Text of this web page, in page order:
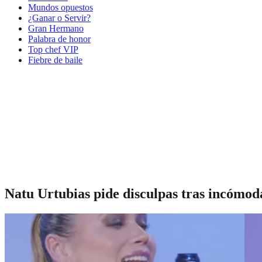
Mundos opuestos
¿Ganar o Servir?
Gran Hermano
Palabra de honor
Top chef VIP
Fiebre de baile
Natu Urtubias pide disculpas tras